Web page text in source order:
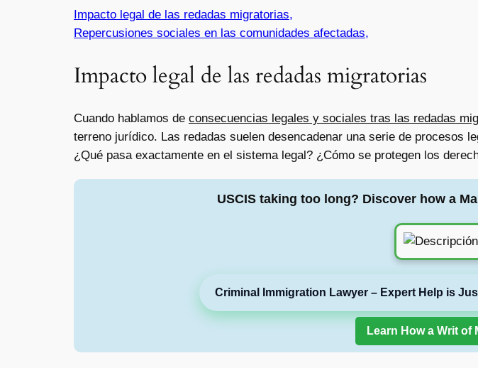
Impacto legal de las redadas migratorias,
Repercusiones sociales en las comunidades afectadas,
Impacto legal de las redadas migratorias
Cuando hablamos de consecuencias legales y sociales tras las redadas
terreno jurídico. Las redadas suelen desencadenar una serie de procesos
¿Qué pasa exactamente en el sistema legal? ¿Cómo se protegen los
USCIS taking too long? Discover how a
Criminal Immigration Lawyer – Expert Help is
Learn How a Writ of